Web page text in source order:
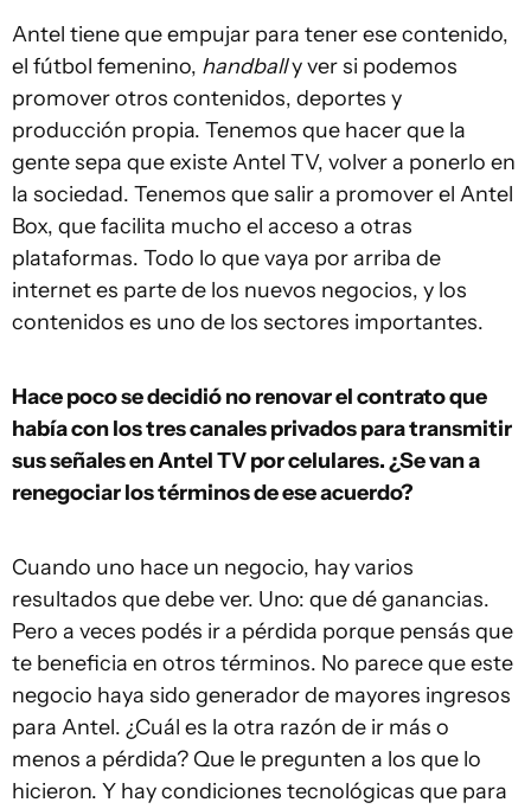
Antel tiene que empujar para tener ese contenido,
el fútbol femenino, handbally ver si podemos
promover otros contenidos, deportes y
producción propia. Tenemos que hacer que la
gente sepa que existe Antel TV, volver a ponerlo en
la sociedad. Tenemos que salir a promover el Antel
Box, que facilita mucho el acceso a otras
plataformas. Todo lo que vaya por arriba de
internet es parte de los nuevos negocios, y los
contenidos es uno de los sectores importantes.
Hace poco se decidió no renovar el contrato que
había con los tres canales privados para transmitir
sus señales en Antel TV por celulares. ¿Se van a
renegociar los términos de ese acuerdo?
Cuando uno hace un negocio, hay varios
resultados que debe ver. Uno: que dé ganancias.
Pero a veces podés ir a pérdida porque pensás que
te beneficia en otros términos. No parece que este
negocio haya sido generador de mayores ingresos
para Antel. ¿Cuál es la otra razón de ir más o
menos a pérdida? Que le pregunten a los que lo
hicieron. Y hay condiciones tecnológicas que para